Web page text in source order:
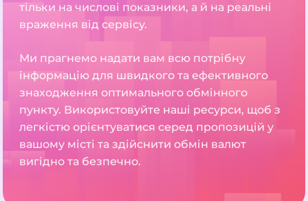
тільки на числові показники, а й на реальні
враження від сервісу.
Ми прагнемо надати вам всю потрібну
інформацію для швидкого та ефективного
знаходження оптимального обмінного
пункту. Використовуйте наші ресурси, щоб з
легкістю орієнтуватися серед пропозицій у
вашому місті та здійснити обмін валют
вигідно та безпечно.